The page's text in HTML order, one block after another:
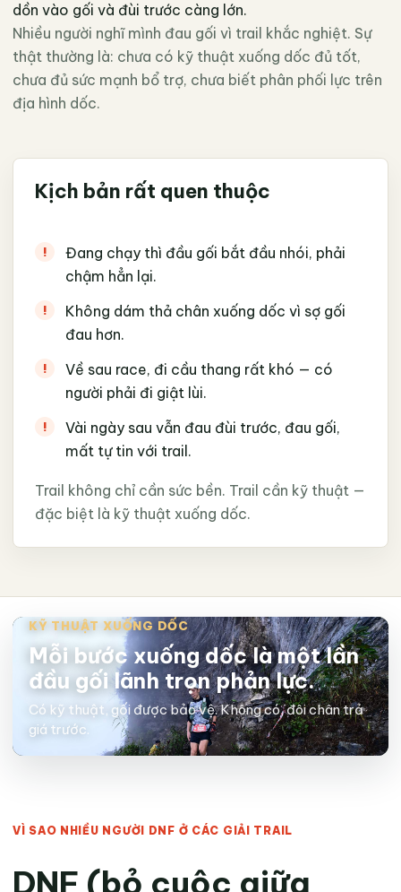
dồn vào gối và đùi trước càng lớn.
Nhiều người nghĩ mình đau gối vì trail khắc nghiệt. Sự
thật thường là: chưa có kỹ thuật xuống dốc đủ tốt,
chưa đủ sức mạnh bổ trợ, chưa biết phân phối lực trên
địa hình dốc.
Kịch bản rất quen thuộc
Đang chạy thì đầu gối bắt đầu nhói, phải
chậm hẳn lại.
Không dám thả chân xuống dốc vì sợ gối
đau hơn.
Về sau race, đi cầu thang rất khó — có
người phải đi giật lùi.
Vài ngày sau vẫn đau đùi trước, đau gối,
mất tự tin với trail.
Trail không chỉ cần sức bền. Trail cần kỹ thuật —
đặc biệt là kỹ thuật xuống dốc.
KỸ THUẬT XUỐNG DỐC
Mỗi bước xuống dốc là một lần
đầu gối lãnh trọn phản lực.
Có kỹ thuật, gối được bảo vệ. Không có, đôi chân trả
giá trước.
VÌ SAO NHIỀU NGƯỜI DNF Ở CÁC GIẢI TRAIL
DNF (bỏ cuộc giữa